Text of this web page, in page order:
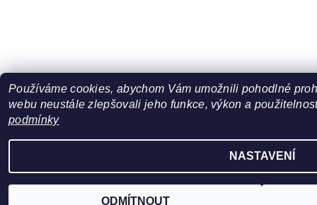
Používáme cookies, abychom Vám umožnili pohodlné
webu neustále zlepšovali jeho funkce, výkon a
podmínky
NASTAVENÍ
ODMÍTNOUT